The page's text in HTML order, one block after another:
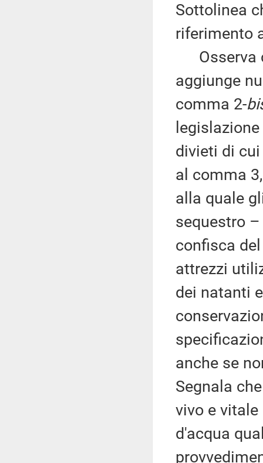
Sottolinea
riferimento
Osserva
aggiunge
comma 2-
divieti di
al comma
alla quale
sequestro
confisca
attrezzi
dei natanti
anche se
Segnala
vivo e
d'acqua